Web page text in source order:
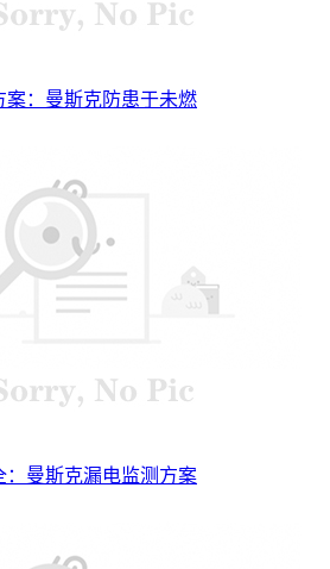
案：曼斯克防患于未燃
：曼斯克漏电监测方案